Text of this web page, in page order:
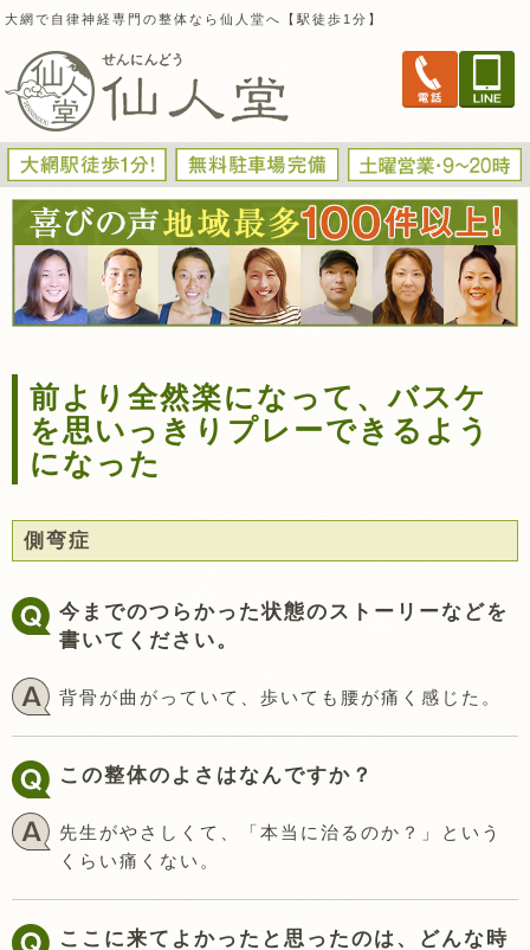
大網で自律神経専門の整体なら仙人堂へ【駅徒歩1分】
前より全然楽になって、バスケ
を思いっきりプレーできるよう
になった
側弯症
今までのつらかった状態のストーリーなどを
書いてください。
背骨が曲がっていて、歩いても腰が痛く感じた。
この整体のよさはなんですか？
先生がやさしくて、「本当に治るのか？」という
くらい痛くない。
ここに来てよかったと思ったのは、どんな時